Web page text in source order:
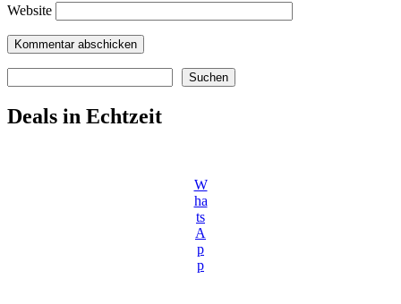
Website
Suchen
Deals in Echtzeit
W
ha
ts
A
p
p